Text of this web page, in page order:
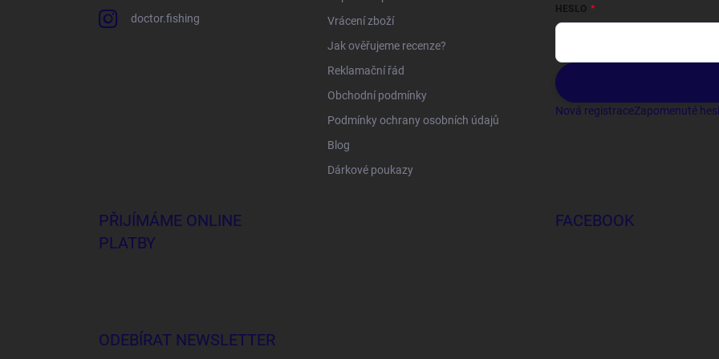
doctor.fishing
Vrácení zboží
Jak ověřujeme recenze?
Reklamační řád
Obchodní podmínky
Podmínky ochrany osobních údajů
Blog
Dárkové poukazy
HESLO
Nová registraceZapomenuté
PŘIJÍMÁME ONLINE
PLATBY
FACEBOOK
ODEBÍRAT NEWSLETTER